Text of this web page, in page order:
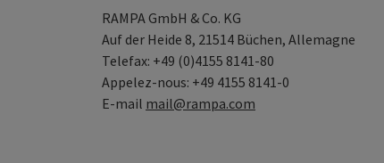
RAMPA GmbH & Co. KG
Auf der Heide 8, 21514 Büchen, Allemagne
Telefax: +49 (0)4155 8141-80
Appelez-nous: +49 4155 8141-0
E-mail mail@rampa.com